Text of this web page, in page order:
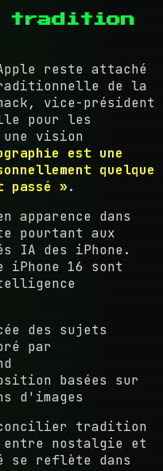
tradition
reste attaché
de la
vice-président
pour les
vision
est une
quelque
passé ».
apparence dans
pourtant aux
IA des iPhone.
iPhone 16 sont
des sujets
par
basées sur
d'images
tradition
nostalgie et
se reflète dans